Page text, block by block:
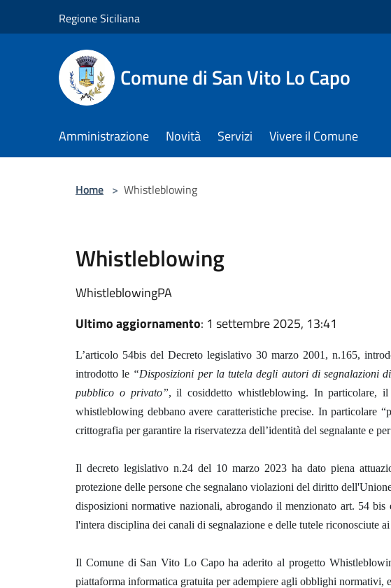
Regione Siciliana
Comune di San Vito Lo Capo
Amministrazione Novità Servizi Vivere il Comune
Home > Whistleblowing
Whistleblowing
WhistleblowingPA
Ultimo aggiornamento: 1 settembre 2025, 13:41
L’articolo 54bis del Decreto legislativo 30 marzo 2001, n.165,
introdotto le “Disposizioni per la tutela degli autori di segnalazioni
pubblico o privato”, il cosiddetto whistleblowing. In particolare,
whistleblowing debbano avere caratteristiche precise. In particolare
crittografia per garantire la riservatezza dell’identità del segnalante e
Il decreto legislativo n.24 del 10 marzo 2023 ha dato piena
protezione delle persone che segnalano violazioni del diritto
disposizioni normative nazionali, abrogando il menzionato art. 54 bis
l'intera disciplina dei canali di segnalazione e delle tutele riconosciute
Il Comune di San Vito Lo Capo ha aderito al progetto
piattaforma informatica gratuita per adempiere agli obblighi normativi,